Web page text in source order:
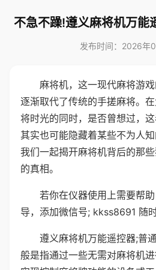
不急不躁!遵义麻将机万能
发布时间：2026年
麻将机，这一现代麻将游
逐渐取代了传统的手搓麻将。
将时光的同时，是否曾想过，这
其实也可能隐藏着某些不为人
我们一起揭开麻将机背后的那
的真相。
若你在仪器使用上需要帮
导，添加微信号; kkss8691 随时
遵义麻将机万能遥控器;普
般是指通过一些无需对麻将机